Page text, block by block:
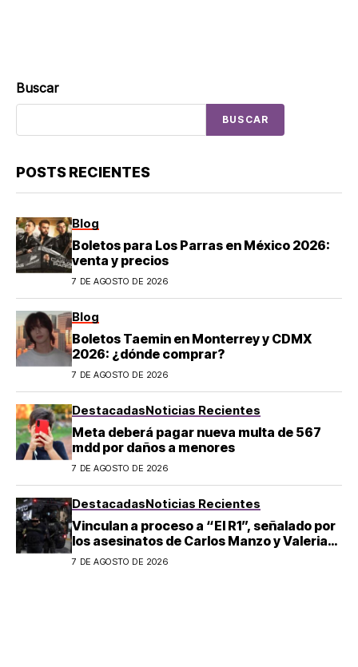
Buscar
BUSCAR
POSTS RECIENTES
Blog
Boletos para Los Parras en México 2026:
venta y precios
7 DE AGOSTO DE 2026
Blog
Boletos Taemin en Monterrey y CDMX
2026: ¿dónde comprar?
7 DE AGOSTO DE 2026
DestacadasNoticias Recientes
Meta deberá pagar nueva multa de 567
mdd por daños a menores
7 DE AGOSTO DE 2026
DestacadasNoticias Recientes
Vinculan a proceso a “El R1”, señalado por
los asesinatos de Carlos Manzo y Valeria
Márquez
7 DE AGOSTO DE 2026